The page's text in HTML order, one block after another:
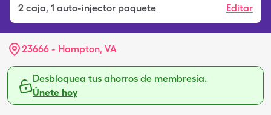
2 caja, 1 auto-injector paquete Editar
23666 - Hampton, VA
Desbloquea tus ahorros de membresía.
Únete hoy